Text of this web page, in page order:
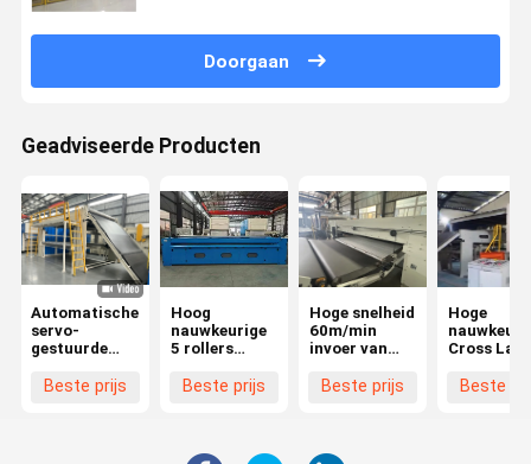
Doorgaan
Geadviseerde Producten
Automatische
servo-
gestuurde
Beste prijs
Hoog
nauwkeurige
5 rollers
voor de
leer
Beste prijs
Hoge snelheid
60m/min
invoer van
cross lapper
Beste prijs
Hoge
Cross
Beste